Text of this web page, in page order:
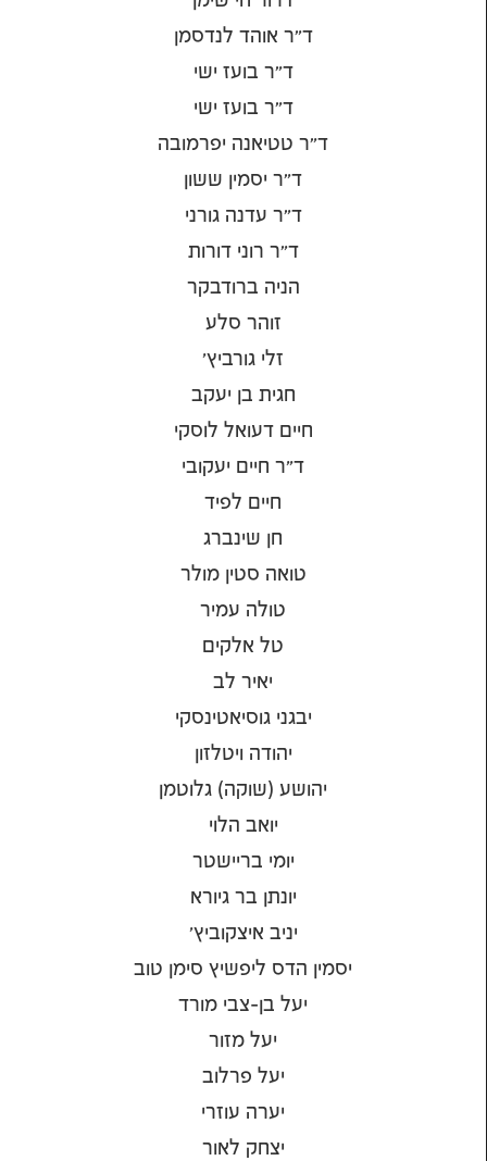
ד״ר אוהד לנדסמן
ד״ר בועז ישי
ד״ר בועז ישי
ד״ר טטיאנה יפרמובה
ד״ר יסמין ששון
ד״ר עדנה גורני
ד״ר רוני דורות
הניה ברודבקר
זוהר סלע
זלי גורביץ'
חגית בן יעקב
חיים דעואל לוסקי
ד"ר חיים יעקובי
חיים לפיד
חן שינברג
טואה סטין מולר
טולה עמיר
טל אלקים
יאיר לב
יבגני גוסיאטינסקי
יהודה ויטלזון
יהושע (שוקה) גלוטמן
יואב הלוי
יומי בריישטר
יונתן בר גיורא
יניב איצקוביץ'
יסמין הדס ליפשיץ סימן טוב
יעל בן-צבי מורד
יעל מזור
יעל פרלוב
יערה עוזרי
יצחק לאור